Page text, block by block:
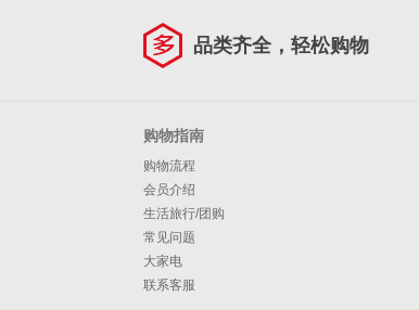
品类齐全，轻松购物
购物指南
购物流程
会员介绍
生活旅行/团购
常见问题
大家电
联系客服